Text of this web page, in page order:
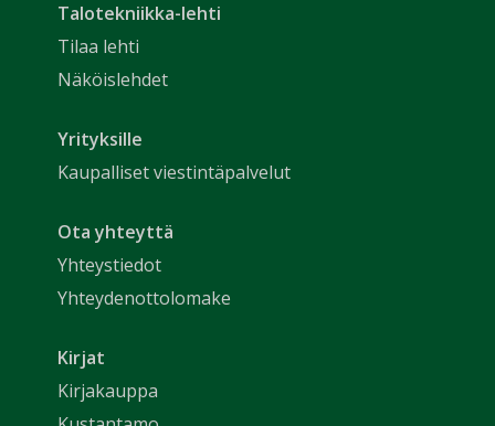
Talotekniikka-lehti
Tilaa lehti
Näköislehdet
Yrityksille
Kaupalliset viestintäpalvelut
Ota yhteyttä
Yhteystiedot
Yhteydenottolomake
Kirjat
Kirjakauppa